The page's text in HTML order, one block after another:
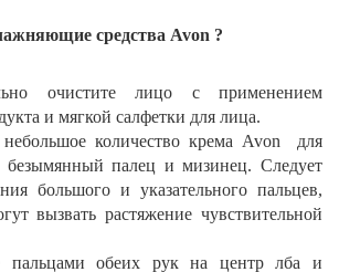
средства Avon ?
очистите лицо с применением
и мягкой салфетки для лица.
количество крема Avon
для
безымянный палец и мизинец. Следует
большого и указательного пальцев,
вызвать растяжение чувствительной
обеих рук на центр лба и